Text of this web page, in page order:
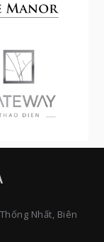
Nhất, Biên